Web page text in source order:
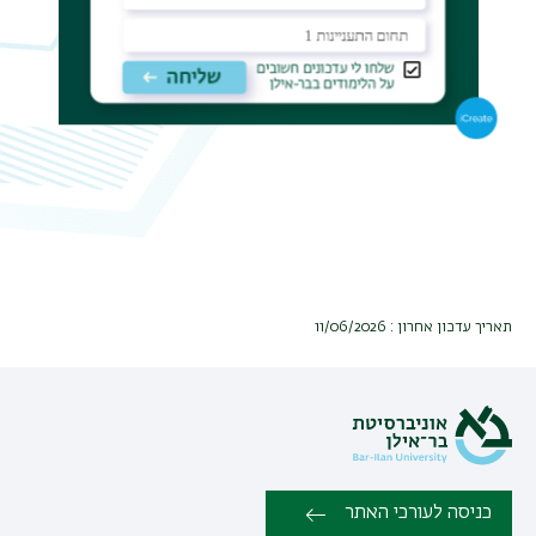
תאריך עדכון אחרון : 11/06/2026
כניסה לעורכי האתר